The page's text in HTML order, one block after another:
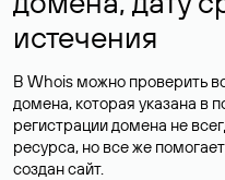
истечения
В Whois можно проверить
домена, которая указана в
регистрации домена не
ресурса, но все же
создан сайт.